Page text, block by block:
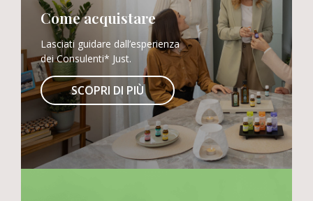
Come acquistare
Lasciati guidare dall’esperienza
dei Consulenti* Just.
SCOPRI DI PIÙ